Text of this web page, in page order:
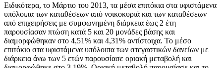
Ειδικότερα, το Μάρτιο του 2013, τα μέσα επιτόκια στα υφιστάμενα
υπόλοιπα των καταθέσεων από νοικοκυριά και των καταθέσεων
από επιχειρήσεις με συμφωνημένη διάρκεια έως 2 έτη
παρουσίασαν πτώση κατά 5 και 20 μονάδες βάσης και
διαμορφώθηκαν στο 4,51% και 4,31% αντίστοιχα. Το μέσο
επιτόκιο στα υφιστάμενα υπόλοιπα των στεγαστικών δανείων με
διάρκεια άνω των 5 ετών παρουσίασε οριακή μεταβολή και